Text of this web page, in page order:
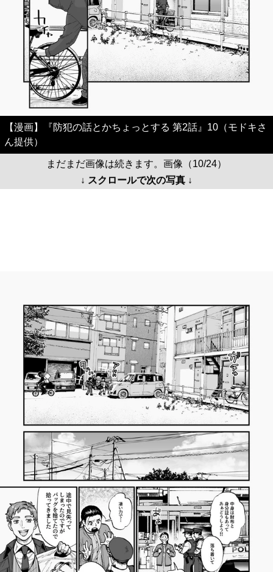
【漫画】『防犯の話とかちょっとする 第2話』10（モドキさ
ん提供）
まだまだ画像は続きます。画像（10/24）
↓ スクロールで次の写真 ↓